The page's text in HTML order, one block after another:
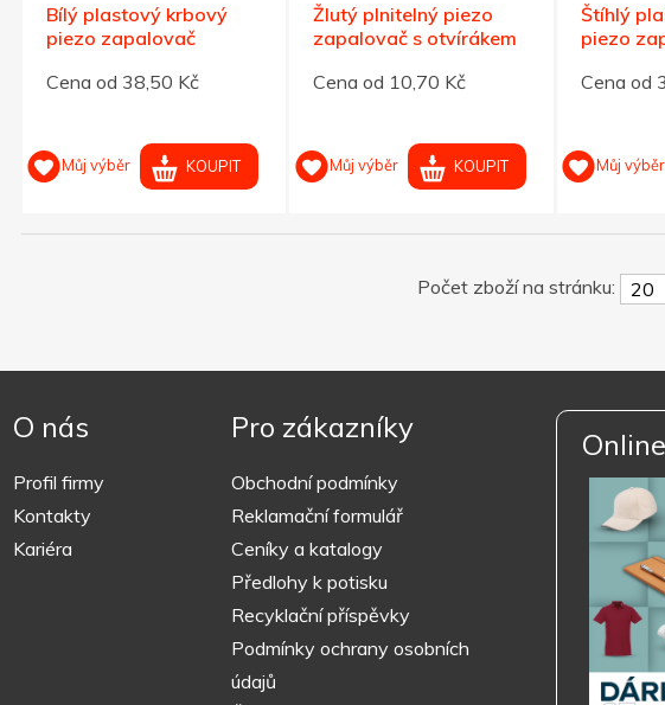
Bílý plastový krbový
piezo zapalovač
Cena od 38,50 Kč
Můj výběr KOUPIT
Žlutý plnitelný piezo
zapalovač s otvírákem
Cena od 10,70 Kč
Můj výběr KOUPIT
Štíhlý
piezo
Cena od
Můj výběr
Počet zboží na stránku: 20
O nás
Profil firmy
Kontakty
Kariéra
Pro zákazníky
Obchodní podmínky
Reklamační formulář
Ceníky a katalogy
Předlohy k potisku
Recyklační příspěvky
Podmínky ochrany osobních
údajů